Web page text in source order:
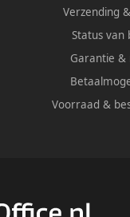
Verzending
Status van
Garantie
Voorraad &